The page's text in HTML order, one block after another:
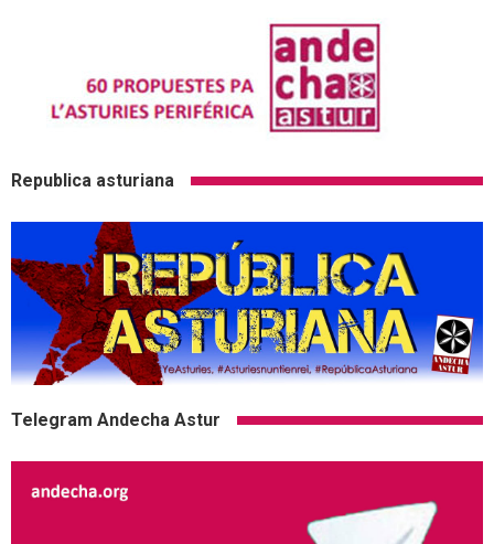
Republica asturiana
Telegram Andecha Astur